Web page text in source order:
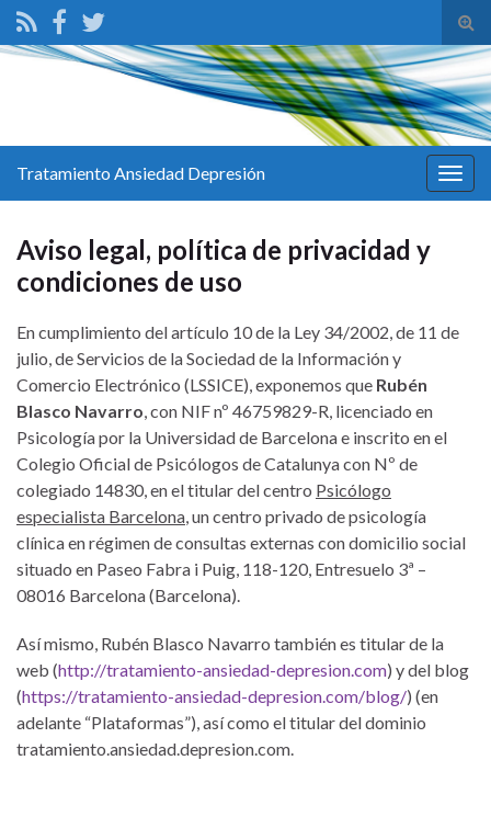
Tratamiento Ansiedad Depresión
Aviso legal, política de privacidad y
condiciones de uso
En cumplimiento del artículo 10 de la Ley 34/2002, de 11 de
julio, de Servicios de la Sociedad de la Información y
Comercio Electrónico (LSSICE), exponemos que Rubén
Blasco Navarro, con NIF nº 46759829-R, licenciado en
Psicología por la Universidad de Barcelona e inscrito en el
Colegio Oficial de Psicólogos de Catalunya con Nº de
colegiado 14830, en el titular del centro Psicólogo
especialista Barcelona, un centro privado de psicología
clínica en régimen de consultas externas con domicilio social
situado en Paseo Fabra i Puig, 118-120, Entresuelo 3ª –
08016 Barcelona (Barcelona).
Así mismo, Rubén Blasco Navarro también es titular de la
web (http://tratamiento-ansiedad-depresion.com) y del blog
(https://tratamiento-ansiedad-depresion.com/blog/) (en
adelante “Plataformas”), así como el titular del dominio
tratamiento.ansiedad.depresion.com.